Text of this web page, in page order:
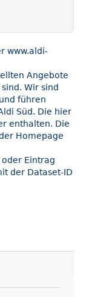
www.aldi-
Angebote
Wir sind
führen
Süd. Die hier
enthalten. Die
Homepage
Eintrag
der Dataset-ID